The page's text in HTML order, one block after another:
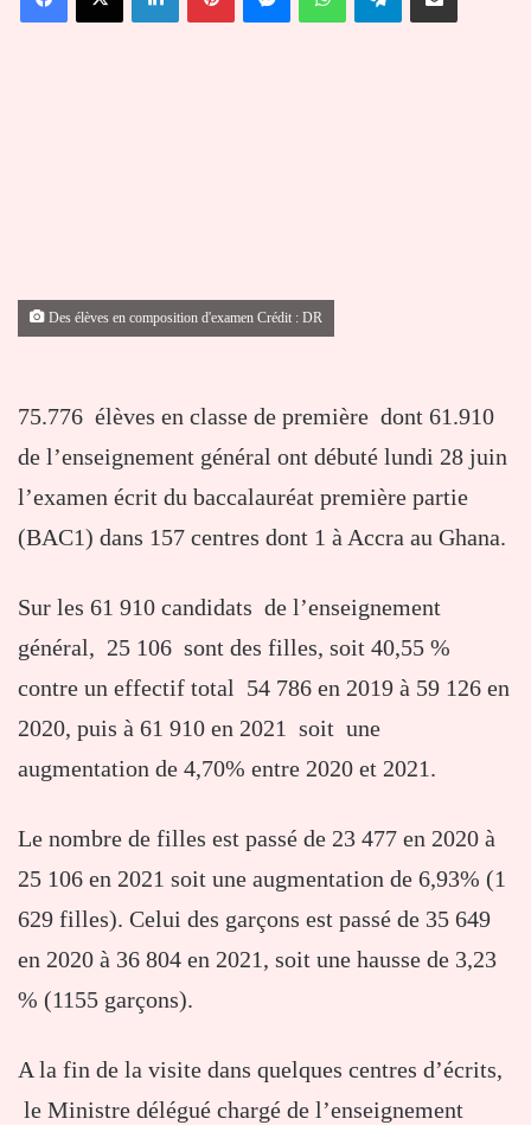
Des élèves en composition d'examen Crédit : DR
75.776 élèves en classe de première dont 61.910
de l’enseignement général ont débuté lundi 28 juin
l’examen écrit du baccalauréat première partie
(BAC1) dans 157 centres dont 1 à Accra au Ghana.
Sur les 61 910 candidats de l’enseignement
général, 25 106 sont des filles, soit 40,55 %
contre un effectif total 54 786 en 2019 à 59 126 en
2020, puis à 61 910 en 2021 soit une
augmentation de 4,70% entre 2020 et 2021.
Le nombre de filles est passé de 23 477 en 2020 à
25 106 en 2021 soit une augmentation de 6,93% (1
629 filles). Celui des garçons est passé de 35 649
en 2020 à 36 804 en 2021, soit une hausse de 3,23
% (1155 garçons).
A la fin de la visite dans quelques centres d’écrits,
le Ministre délégué chargé de l’enseignement